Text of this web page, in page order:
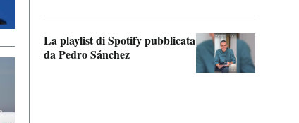
La playlist di Spotify pubblicata
da Pedro Sánchez